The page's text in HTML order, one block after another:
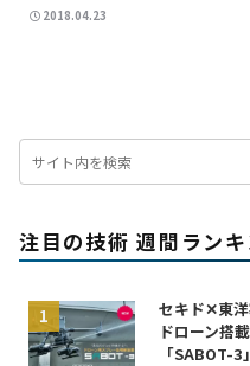
2018.04.23
注目の技術 週間ランキ
セキド✕東
ドローン搭
「SABOT-3